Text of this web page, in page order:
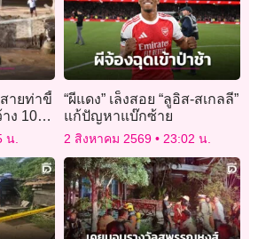
ายท่าขี้
ง 10
น.
“ผีแดง” เล็งสอย “ลูอิส-สเกลลี”
แก้ปัญหาแบ๊กซ้าย
2 สิงหาคม 2569 23:02 น.